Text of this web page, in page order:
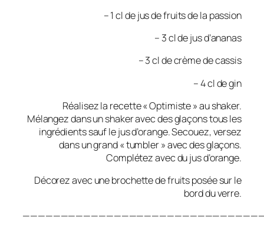
– 1 cl de jus de fruits de la passion
– 3 cl de jus d’ananas
– 3 cl de crème de cassis
– 4 cl de gin
Réalisez la recette « Optimiste » au shaker.
Mélangez dans un shaker avec des glaçons tous les
ingrédients sauf le jus d’orange. Secouez, versez
dans un grand « tumbler » avec des glaçons.
Complétez avec du jus d’orange.
Décorez avec une brochette de fruits posée sur le
bord du verre.